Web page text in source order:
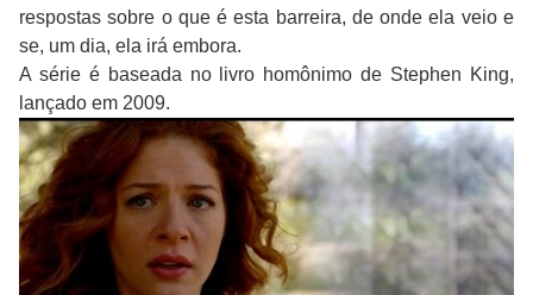
respostas sobre o que é esta barreira, de onde ela veio e
se, um dia, ela irá embora.
A série é baseada no livro homônimo de Stephen King,
lançado em 2009.